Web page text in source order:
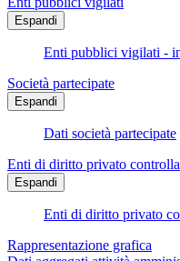
Espandi
Enti pubblici vigilati -
Società partecipate
Espandi
Dati società partecipate
Enti di diritto privato
Espandi
Enti di diritto privato
Rappresentazione grafica